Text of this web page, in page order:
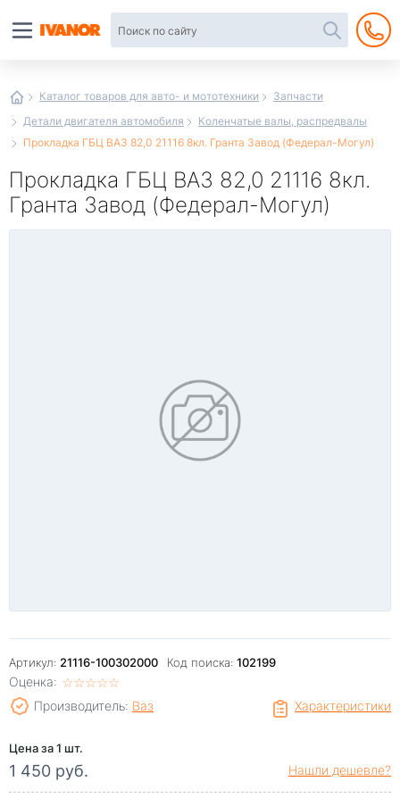
Каталог товаров для авто- и мототехники
Запчасти
Детали двигателя автомобиля
Коленчатые валы, распредвалы
Прокладка ГБЦ ВАЗ 82,0 21116 8кл. Гранта Завод (Федерал-Могул)
Прокладка ГБЦ ВАЗ 82,0 21116 8кл.
Гранта Завод (Федерал-Могул)
Артикул: 21116-100302000 Код поиска: 102199
Оценка: ☆☆☆☆☆
★★★★★
Характеристики
Производитель: Ваз
Цена за 1 шт.
1 450 руб. Нашли дешевле?
интернет-